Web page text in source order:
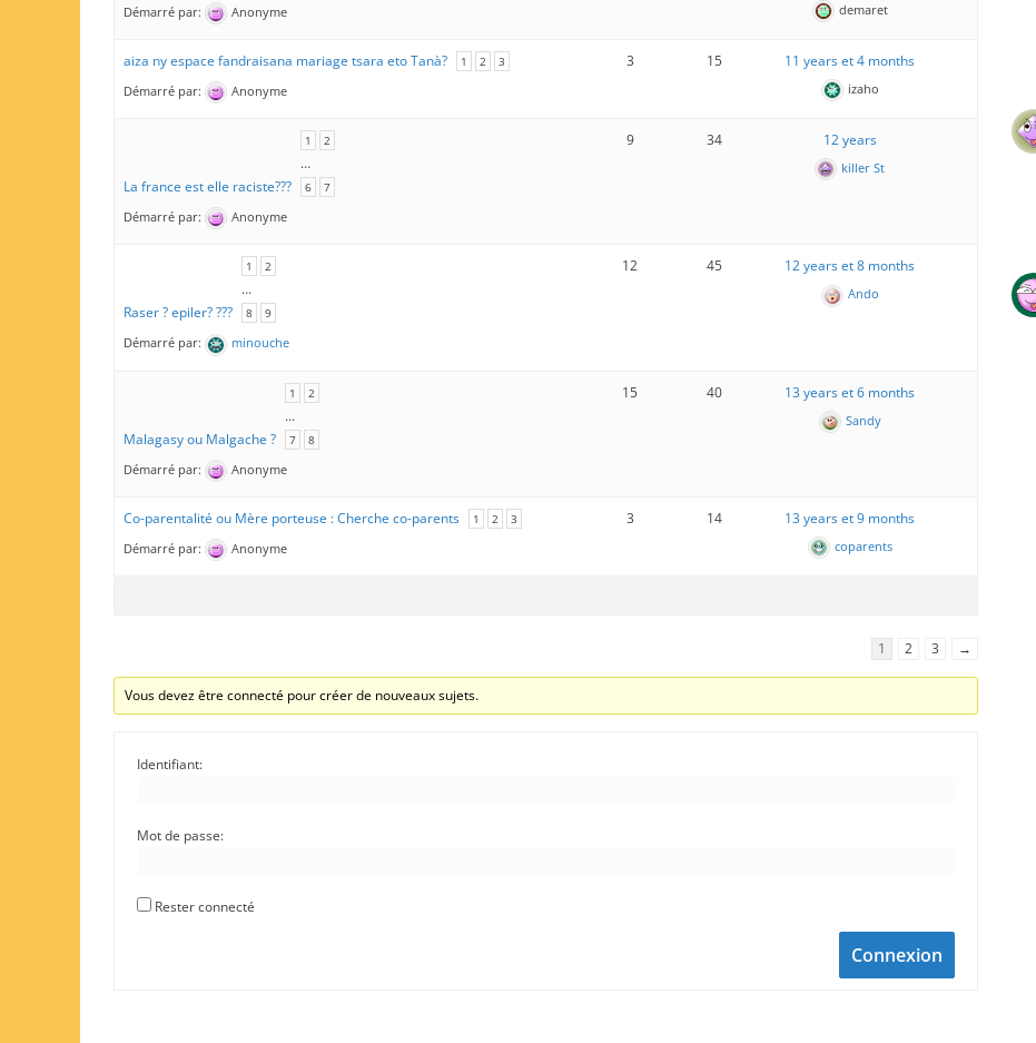
Démarré par: Anonyme demaret
aiza ny espace fandraisana mariage tsara eto Tanà? 1 2 3
Démarré par: Anonyme
3 15 11 years et 4 months
izaho
La france est elle raciste???
1 2
…
6 7
Démarré par: Anonyme
9 34 12 years
killer St
Raser ? epiler? ???
1 2
…
8 9
Démarré par: minouche
12 45 12 years et 8 months
Ando
Malagasy ou Malgache ?
1 2
…
7 8
Démarré par: Anonyme
15 40 13 years et 6 months
Sandy
Co-parentalité ou Mère porteuse : Cherche co-parents 1 2 3
Démarré par: Anonyme
3 14 13 years et 9 months
coparents
1 2 3 →
Vous devez être connecté pour créer de nouveaux sujets.
Identifiant:
Mot de passe:
Rester connecté
Connexion